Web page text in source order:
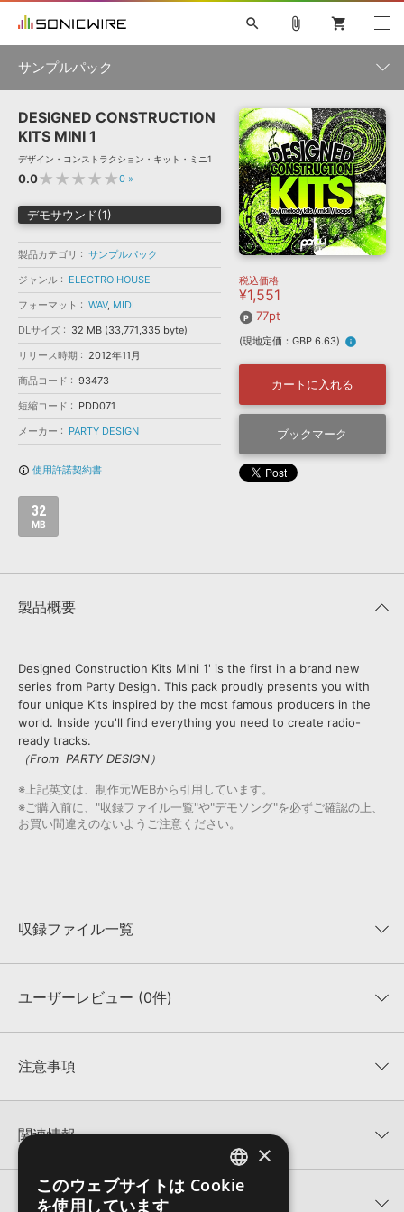
ソフト音源 »
プラグイン・エフェクト »
サンプルパック »
ソフトウェア／ツール »
DAW »
効果音 »
特集 »
ニュースレター »
SONICWIREブログ »
製品サポート情報 »
DTMガイド »
FAQ »
お問い合わせ »
音楽カード
楽曲配信流通 サービス
無償のサウンド管理ソフト
APS
search
初音ミク NT 鏡音リン・レン V4X 巡音ルカ V4X
MEIKO V3
KAITO V3
TOONTRACK
SPITFIRE AUDIO
VIENNA
EZ DRUMMER 3 SERUM
ライセンスフリーBGM
ボーカル抜き出し
DUBSTEP
ELECTRONICA
MUTANT
ROUTER.FM
SONOCA
ソフト音源 プラグイン・エフェクト
ソフトウェア／ツール DAW 効果音
attach_file shopping_cart
サンプルパック
製品一覧
メーカー
フォーマット
ランキング
DESIGNED CONSTRUCTION
KITS MINI 1
デザイン・コンストラクション・キット・ミニ1
0.0★★★★★0 »
デモサウンド(1)
製品カテゴリ
サンプルパック
ジャンル
ELECTRO HOUSE
フォーマット
WAV, MIDI
DLサイズ
32 MB (33,771,335 byte)
リリース時期
2012年11月
商品コード
93473
短縮コード
PDD071
メーカー
PARTY DESIGN
info_outline 使用許諾契約書
32
MB
税込価格
¥1,551
77pt
(現地定価：GBP 6.63) info
カートに入れる
ブックマーク
製品概要
Designed Construction Kits Mini 1' is the first in a brand new
series from Party Design. This pack proudly presents you with
four unique Kits inspired by the most famous producers in the
world. Inside you'll find everything you need to create radio-
ready tracks.
（From PARTY DESIGN）
※上記英文は、制作元WEBから引用しています。
※ご購入前に、"収録ファイル一覧"や"デモソング"を必ずご確認の上、
お買い間違えのないようご注意ください。
収録ファイル一覧
収録ファイル一覧
ユーザーレビュー (0件)
★★★★★
★5
★2
★1
0%
注意事項
KONTAKTフォーマットは、
でお使いいただけます。無償版のKONTAKT PLAYERではお使いい
ただけませんので、ご注意ください。また、「ライブラリ・タブ」
への表示にも対応しておりません。
4GBを超えるデータに関するご注意：
FAT32でフォーマットされた
関連情報
PARTY DESIGN 製品一覧
DESIGNED CONSTRUCTION KITS MINI 1のサポート情報
関連サポート情報
ENGLISH
×
このウェブサイトは Cookie
を使用しています